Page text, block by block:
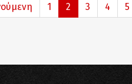
1 2 3 4 5